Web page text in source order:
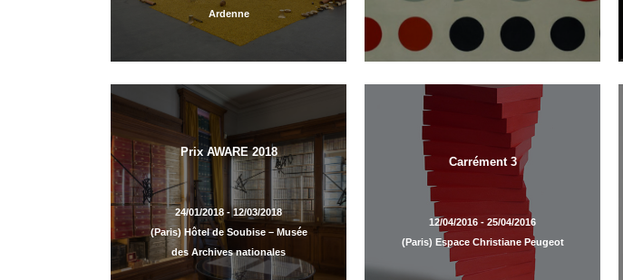
Ardenne
Prix AWARE 2018
24/01/2018 - 12/03/2018
(Paris) Hôtel de Soubise – Musée
des Archives nationales
Carrément 3
12/04/2016 - 25/04/2016
(Paris) Espace Christiane Peugeot